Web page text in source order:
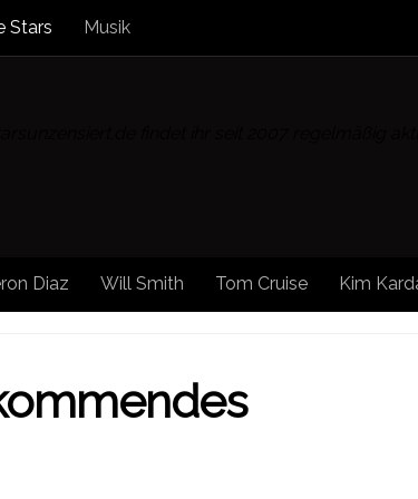
Stars Musik
Diaz Will Smith Tom Cruise Kim